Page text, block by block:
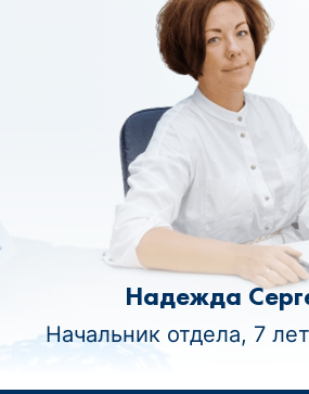
Надежда
Начальник отдела, 7